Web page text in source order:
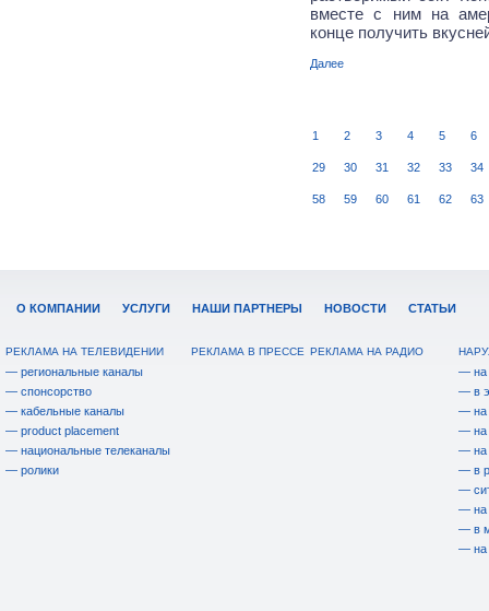
вместе с ним на
конце получить
Далее
1 2 3 4 5 6
29 30 31 32 33 34
58 59 60 61 62 63
О КОМПАНИИ УСЛУГИ НАШИ ПАРТНЕРЫ НОВОСТИ СТАТЬИ
РЕКЛАМА НА ТЕЛЕВИДЕНИИ
— региональные каналы
— спонсорство
— кабельные каналы
— product placement
— национальные телеканалы
— ролики
РЕКЛАМА В ПРЕССЕ РЕКЛАМА НА РАДИО
— на
— в
— на
— на
— на
— в
—
— на
— в
— на